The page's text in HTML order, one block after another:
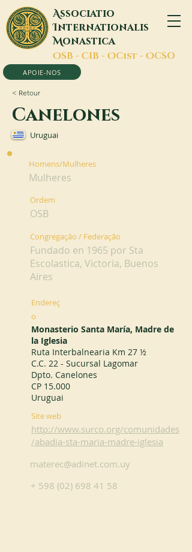
Associatio
Internationalis
Monastica
OSB - CIB - OCist - OCSO
APOIE-NOS
< Retour
Canelones
Uruguai
Homens/Mulheres
Mulheres
Ordem
OSB
Congregação / Federação
Fundado en 1965 por Sta
Escolastica, Victoria, Buenos
Aires
Endereç
o
Monasterio Santa María, Madre de
la Iglesia
Ruta Interbalnearia Km 27 ½
C.C. 22 - Sucursal Lagomar
Dpto. Canelones
CP 15.000
Uruguai
Site web
http://www.surco.org/comunidades
/abadia-sta-maria-madre-iglesia
materec@adinet.com.uy
+ 598 (02) 698 41 58